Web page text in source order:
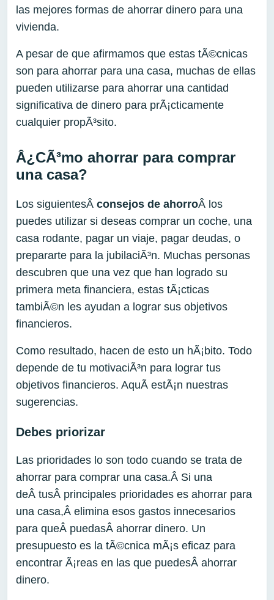
las mejores formas de ahorrar dinero para una
vivienda.
A pesar de que afirmamos que estas tÃ©cnicas
son para ahorrar para una casa, muchas de ellas
pueden utilizarse para ahorrar una cantidad
significativa de dinero para prÃ¡cticamente
cualquier propÃ³sito.
Â¿CÃ³mo ahorrar para comprar
una casa?
Los siguientesÂ consejos de ahorroÂ los
puedes utilizar si deseas comprar un coche, una
casa rodante, pagar un viaje, pagar deudas, o
prepararte para la jubilaciÃ³n. Muchas personas
descubren que una vez que han logrado su
primera meta financiera, estas tÃ¡cticas
tambiÃ©n les ayudan a lograr sus objetivos
financieros.
Como resultado, hacen de esto un hÃ¡bito. Todo
depende de tu motivaciÃ³n para lograr tus
objetivos financieros. AquÃ­ estÃ¡n nuestras
sugerencias.
Debes priorizar
Las prioridades lo son todo cuando se trata de
ahorrar para comprar una casa.Â Si una
deÂ tusÂ principales prioridades es ahorrar para
una casa,Â elimina esos gastos innecesarios
para queÂ puedasÂ ahorrar dinero. Un
presupuesto es la tÃ©cnica mÃ¡s eficaz para
encontrar Ã¡reas en las que puedesÂ ahorrar
dinero.